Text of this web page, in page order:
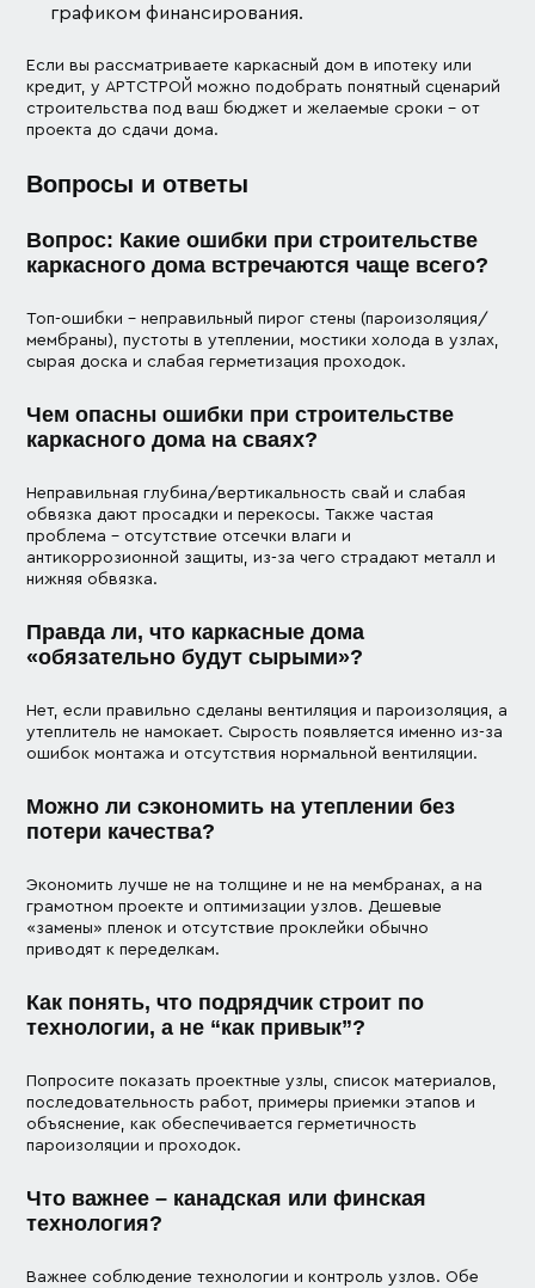
графиком финансирования.
Если вы рассматриваете каркасный дом в ипотеку или
кредит, у АРТСТРОЙ можно подобрать понятный сценарий
строительства под ваш бюджет и желаемые сроки – от
проекта до сдачи дома.
Вопросы и ответы
Вопрос: Какие ошибки при строительстве
каркасного дома встречаются чаще всего?
Топ-ошибки – неправильный пирог стены (пароизоляция/
мембраны), пустоты в утеплении, мостики холода в узлах,
сырая доска и слабая герметизация проходок.
Чем опасны ошибки при строительстве
каркасного дома на сваях?
Неправильная глубина/вертикальность свай и слабая
обвязка дают просадки и перекосы. Также частая
проблема – отсутствие отсечки влаги и
антикоррозионной защиты, из-за чего страдают металл и
нижняя обвязка.
Правда ли, что каркасные дома
«обязательно будут сырыми»?
Нет, если правильно сделаны вентиляция и пароизоляция, а
утеплитель не намокает. Сырость появляется именно из-за
ошибок монтажа и отсутствия нормальной вентиляции.
Можно ли сэкономить на утеплении без
потери качества?
Экономить лучше не на толщине и не на мембранах, а на
грамотном проекте и оптимизации узлов. Дешевые
«замены» пленок и отсутствие проклейки обычно
приводят к переделкам.
Как понять, что подрядчик строит по
технологии, а не “как привык”?
Попросите показать проектные узлы, список материалов,
последовательность работ, примеры приемки этапов и
объяснение, как обеспечивается герметичность
пароизоляции и проходок.
Что важнее – канадская или финская
технология?
Важнее соблюдение технологии и контроль узлов. Обе